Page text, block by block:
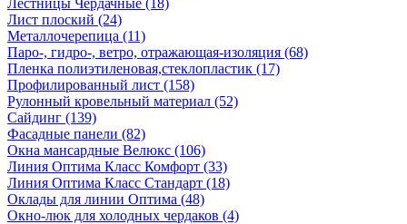
Лестницы Чердачные (18)
Лист плоский (24)
Металлочерепица (11)
Паро-, гидро-, ветро, отражающая-изоляция (68)
Пленка полиэтиленовая,стеклопластик (17)
Профилированный лист (158)
Рулонный кровельный материал (52)
Сайдинг (139)
Фасадные панели (82)
Окна мансардные Велюкс (106)
Линия Оптима Класс Комфорт (33)
Линия Оптима Класс Стандарт (18)
Оклады для линии Оптима (48)
Окно-люк для холодных чердаков (4)